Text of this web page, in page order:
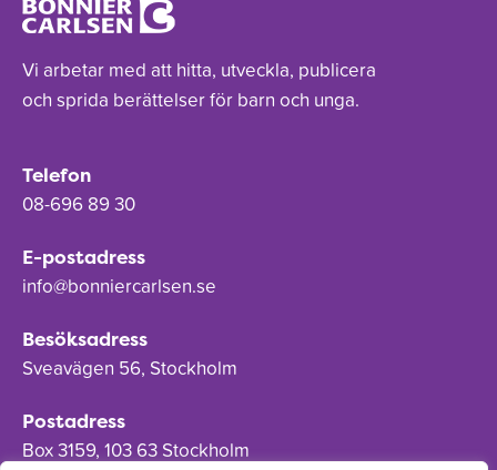
Vi arbetar med att hitta, utveckla, publicera
och sprida berättelser för barn och unga.
Telefon
08-696 89 30
E-postadress
info@bonniercarlsen.se
Besöksadress
Sveavägen 56, Stockholm
Postadress
Box 3159, 103 63 Stockholm